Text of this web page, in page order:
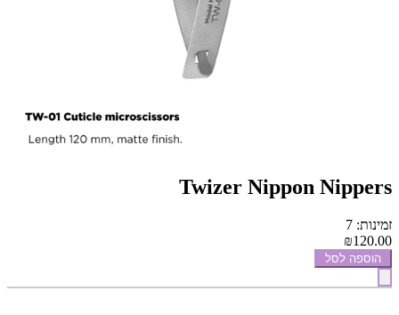
Twizer Nippon Nippers
זמינות: 7
₪120.00
הוספה לסל